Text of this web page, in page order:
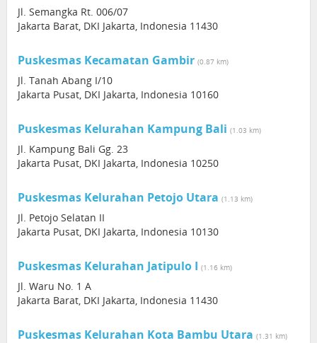
Jl. Semangka Rt. 006/07
Jakarta Barat, DKI Jakarta, Indonesia 11430
Puskesmas Kecamatan Gambir (0.87 km)
Jl. Tanah Abang I/10
Jakarta Pusat, DKI Jakarta, Indonesia 10160
Puskesmas Kelurahan Kampung Bali (1.03 km)
Jl. Kampung Bali Gg. 23
Jakarta Pusat, DKI Jakarta, Indonesia 10250
Puskesmas Kelurahan Petojo Utara (1.13 km)
Jl. Petojo Selatan II
Jakarta Pusat, DKI Jakarta, Indonesia 10130
Puskesmas Kelurahan Jatipulo I (1.16 km)
Jl. Waru No. 1 A
Jakarta Barat, DKI Jakarta, Indonesia 11430
Puskesmas Kelurahan Kota Bambu Utara (1.31 km)